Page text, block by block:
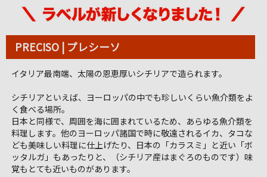
PRECISO | プレシーソ
イタリア最南端、太陽の恩恵厚いシチリアで造られます。
シチリアといえば、ヨーロッパの中でも珍しいくらい魚介類をよ
く食べる場所。
日本と同様で、周囲を海に囲まれているため、あらゆる魚介類を
料理します。他のヨーロッパ諸国で時に敬遠されるイカ、タコな
ども美味しい料理に仕上げたり、日本の「カラスミ」と近い「ボ
ッタルガ」もあったりと、（シチリア産はまぐろのものです）味
覚もとても近いものがあります。